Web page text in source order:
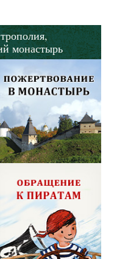
монастырь